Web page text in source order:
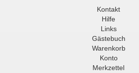
Kontakt
Hilfe
Links
Gästebuch
Warenkorb
Konto
Merkzettel